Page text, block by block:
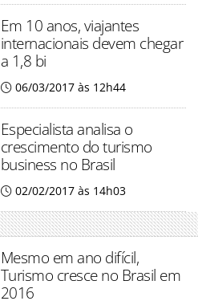
Em 10 anos, viajantes
internacionais devem chegar
a 1,8 bi
06/03/2017 às 12h44
Especialista analisa o
crescimento do turismo
business no Brasil
02/02/2017 às 14h03
Mesmo em ano difícil,
Turismo cresce no Brasil em
2016